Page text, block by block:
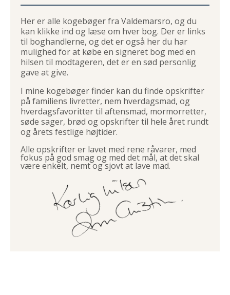
Her er alle kogebøger fra Valdemarsro, og du
kan klikke ind og læse om hver bog. Der er links
til boghandlerne, og det er også her du har
mulighed for at købe en signeret bog med en
hilsen til modtageren, det er en sød personlig
gave at give.
I mine kogebøger finder kan du finde opskrifter
på familiens livretter, nem hverdagsmad, og
hverdagsfavoritter til aftensmad, mormorretter,
søde sager, brød og opskrifter til hele året rundt
og årets festlige højtider.
Alle opskrifter er lavet med rene råvarer, med
fokus på god smag og med det mål, at det skal
være enkelt, nemt og sjovt at lave mad.